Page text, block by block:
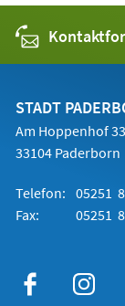
STADT
Am Hoppenhof 33
33104 Paderborn
Telefon: 05251
Fax:
05251